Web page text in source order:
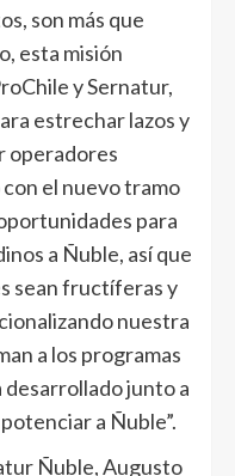
son más que
esta misión
y Sernatur,
estrechar lazos y
operadores
el nuevo tramo
para
a Ñuble, así que
sean fructíferas y
nuestra
a los programas
desarrollado junto a
a Ñuble”.
Ñuble, Augusto